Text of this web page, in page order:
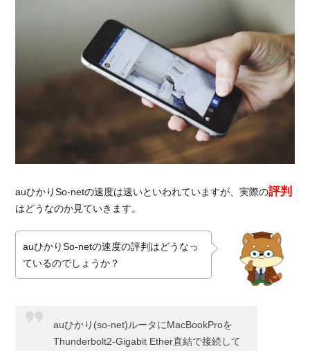
auひかりSo-netの速度は速いといわれていますが、実際の評判
はどうなのか見ていきます。
auひかりSo-netの速度の評判はどうなっ
ているのでしょうか？
auひかり(so-net)ルータにMacBookProを
Thunderbolt2-Gigabit Ether直結で接続して